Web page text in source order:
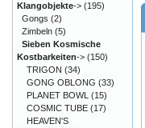
Klangobjekte-> (195)
Gongs (2)
Zimbeln (5)
Sieben Kosmische
Kostbarkeiten-> (150)
TRIGON (34)
GONG OBLONG (33)
PLANET BOWL (15)
COSMIC TUBE (17)
HEAVEN'S